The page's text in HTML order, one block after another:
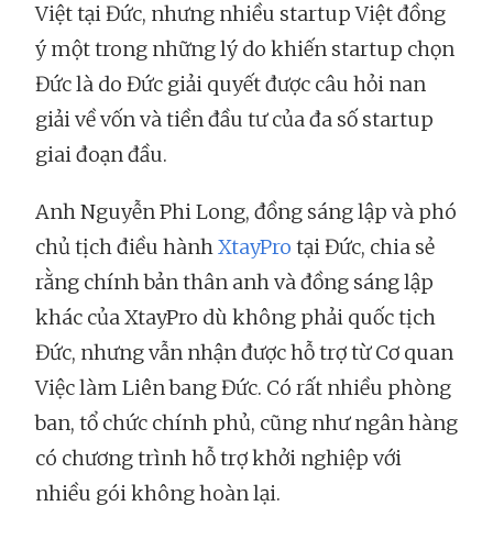
Việt tại Đức, nhưng nhiều startup Việt đồng
ý một trong những lý do khiến startup chọn
Đức là do Đức giải quyết được câu hỏi nan
giải về vốn và tiền đầu tư của đa số startup
giai đoạn đầu.
Anh Nguyễn Phi Long, đồng sáng lập và phó
chủ tịch điều hànhXtayPro tại Đức, chia sẻ
rằng chính bản thân anh và đồng sáng lập
khác của XtayPro dù không phải quốc tịch
Đức, nhưng vẫn nhận được hỗ trợ từ Cơ quan
Việc làm Liên bang Đức. Có rất nhiều phòng
ban, tổ chức chính phủ, cũng như ngân hàng
có chương trình hỗ trợ khởi nghiệp với
nhiều gói không hoàn lại.